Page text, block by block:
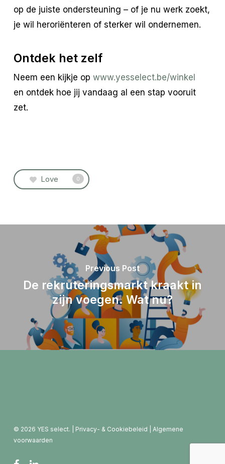
op de juiste ondersteuning – of je nu werk zoekt,
je wil heroriënteren of sterker wil ondernemen.
Ontdek het zelf
Neem een kijkje op www.yesselect.be/winkel
en ontdek hoe jij vandaag al een stap vooruit
zet.
Love 0
Previous Post
De rekruteringsmarkt kraakt in
zijn voegen. Wat nu?
© 2026 YES select. | Privacy- & Cookiebeleid
Algemene
voorwaarden